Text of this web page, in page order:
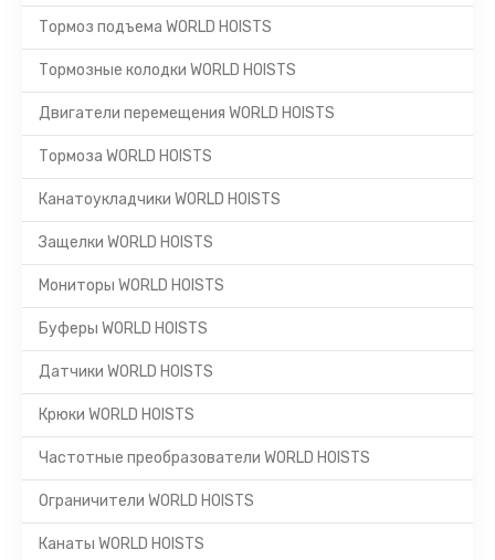
Тормоз подъема WORLD HOISTS
Тормозные колодки WORLD HOISTS
Двигатели перемещения WORLD HOISTS
Тормоза WORLD HOISTS
Канатоукладчики WORLD HOISTS
Защелки WORLD HOISTS
Мониторы WORLD HOISTS
Буферы WORLD HOISTS
Датчики WORLD HOISTS
Крюки WORLD HOISTS
Частотные преобразователи WORLD HOISTS
Ограничители WORLD HOISTS
Канаты WORLD HOISTS